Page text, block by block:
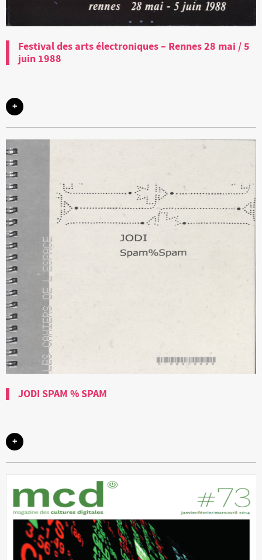
Festival des arts électroniques – Rennes 28 mai / 5
juin 1988
+
JODI SPAM % SPAM
+